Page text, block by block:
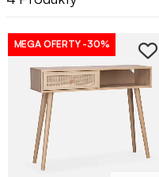
MEGA OFERTY -30%